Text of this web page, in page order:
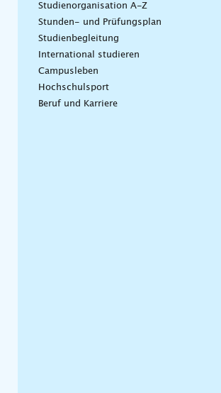
Studienorganisation A-Z
Stunden- und Prüfungsplan
Studienbegleitung
International studieren
Campusleben
Hochschulsport
Beruf und Karriere